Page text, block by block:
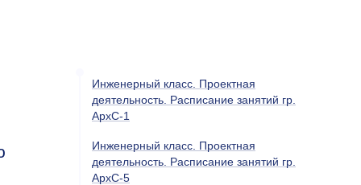
Инженерный класс. Проектная
деятельность. Расписание занятий гр.
АрхС-1
Инженерный класс. Проектная
деятельность. Расписание занятий гр.
АрхС-5